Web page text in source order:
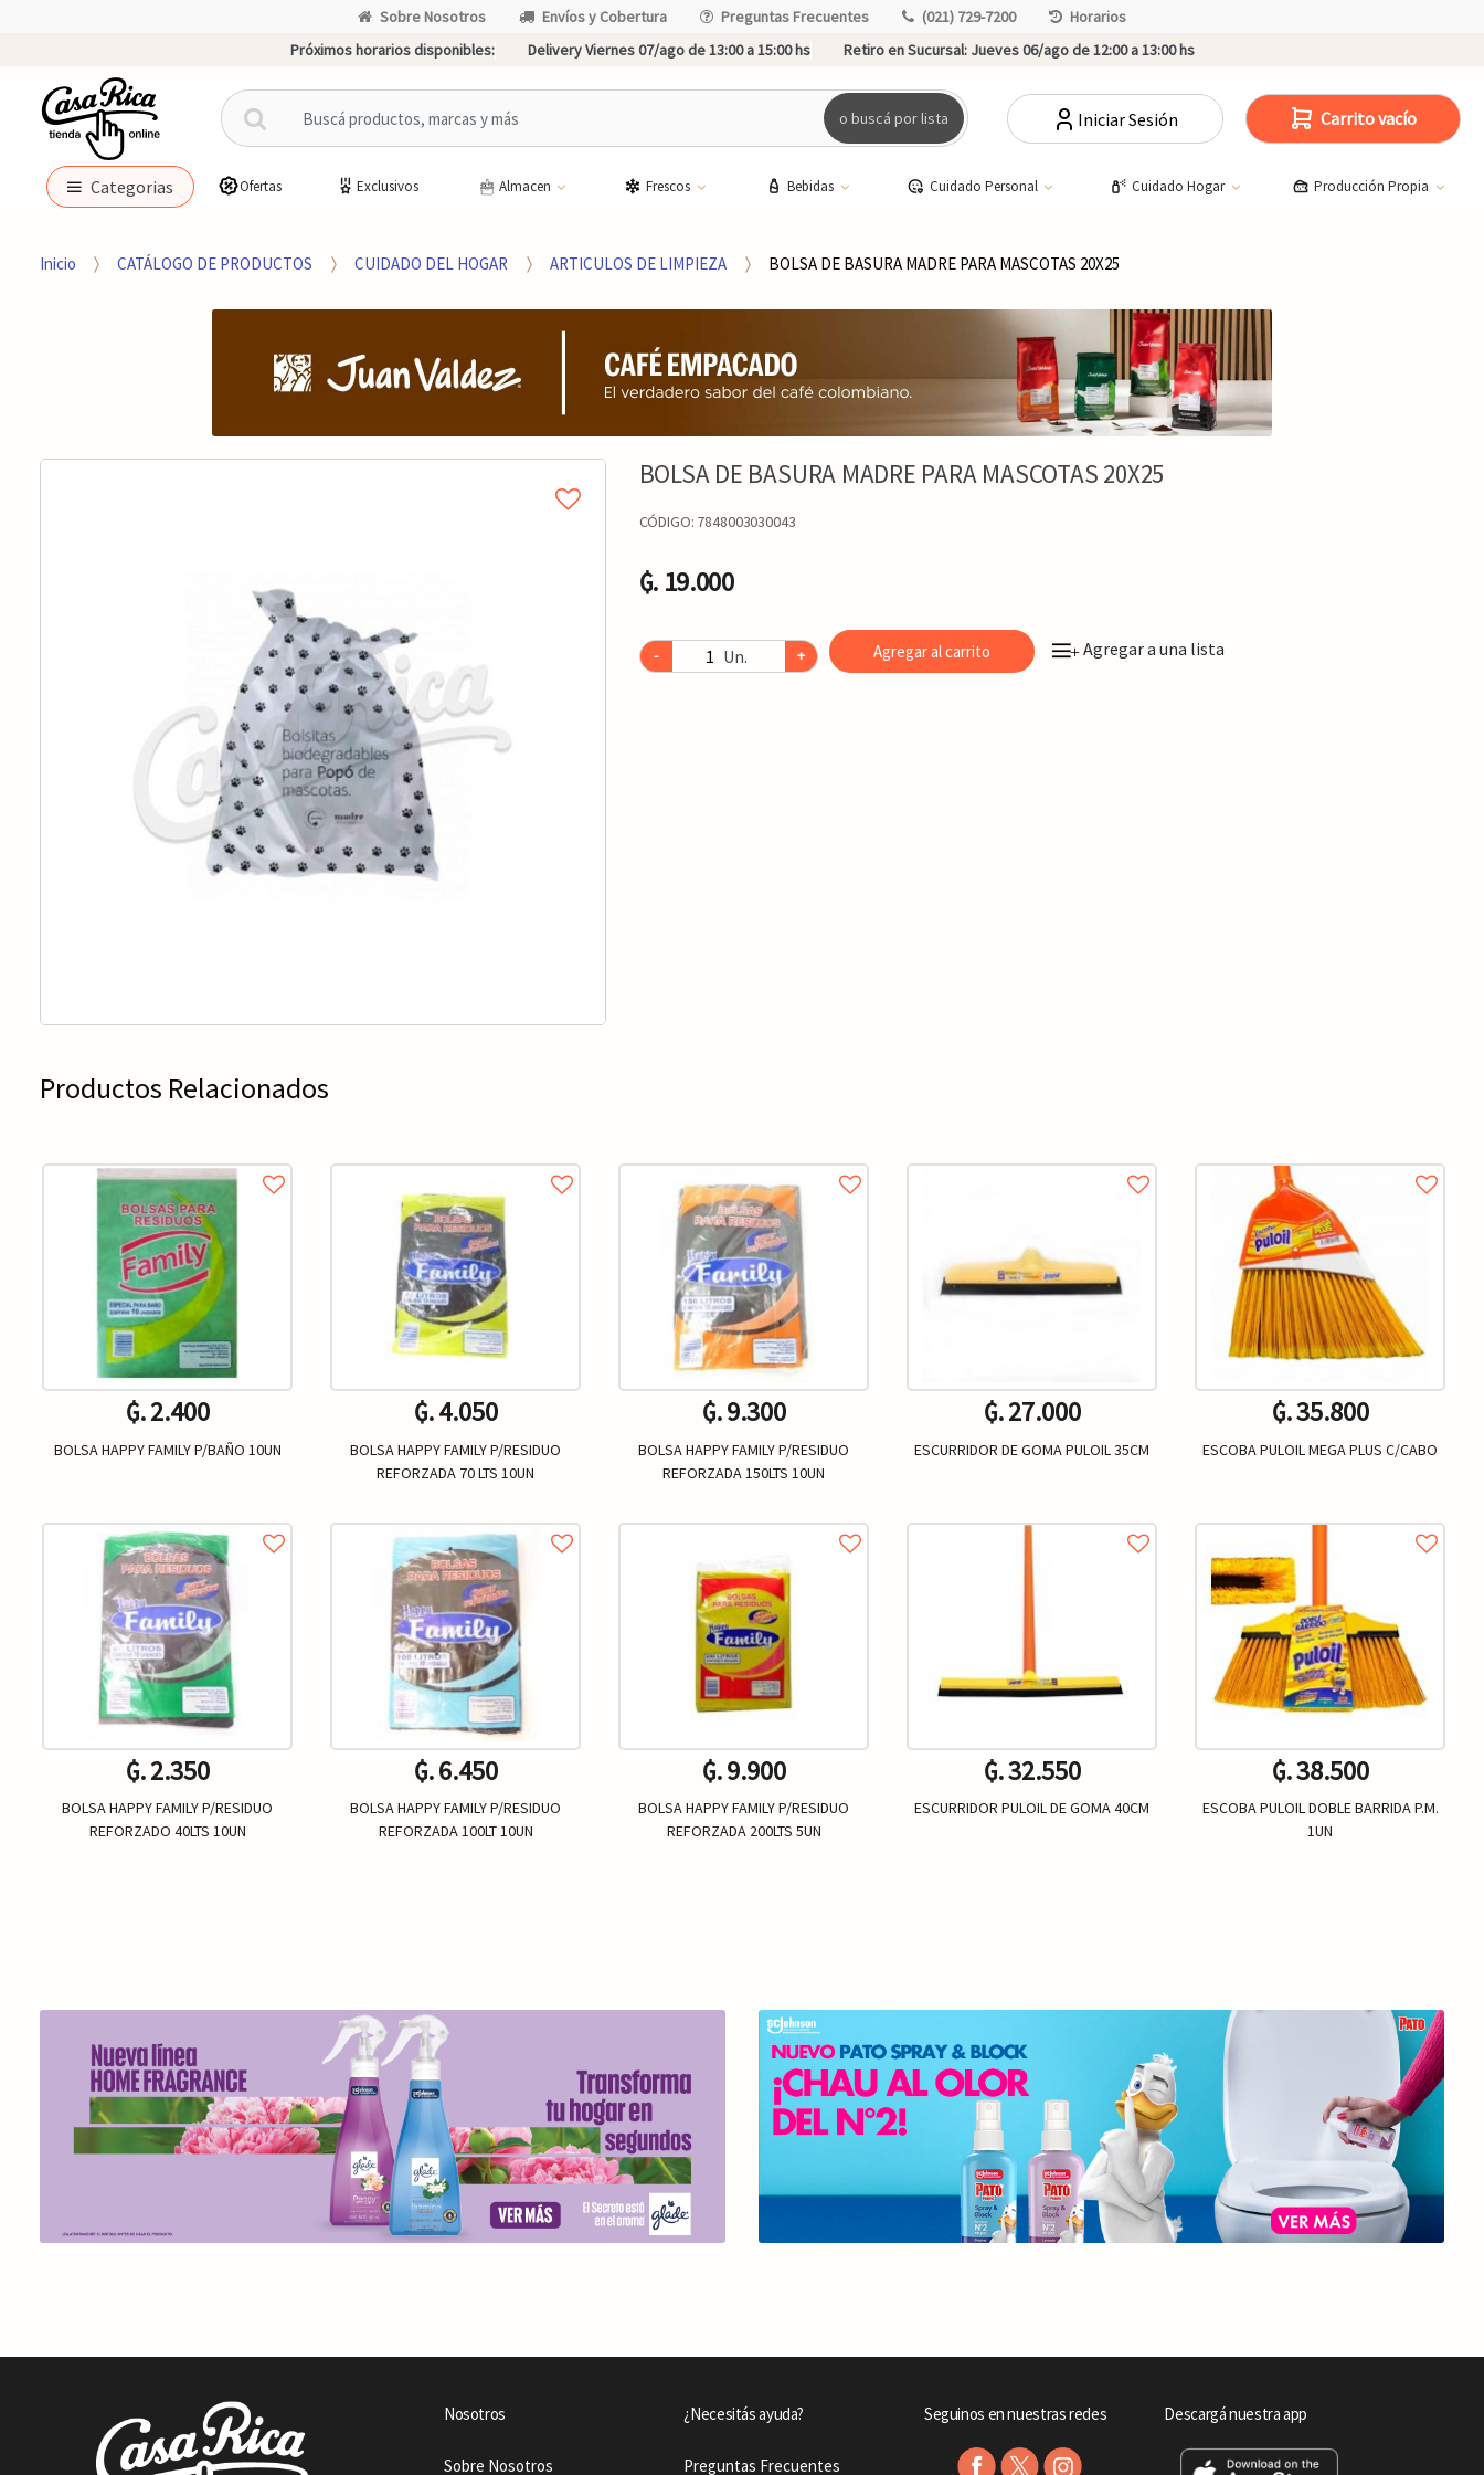
Sobre Nosotros Envíos y Cobertura Preguntas Frecuentes (021) 729-7200
Horarios
Próximos horarios disponibles:
Delivery Viernes 07/ago de 13:00 a 15:00 hs Retiro en Sucursal:Jueves 06/ago de 12:00 a 13:00 hs
B
u
c
p
r
o buscá por lista Iniciar Sesión Carrito vacío
Categorias Ofertas Exclusivos Almacen Frescos Bebidas Cuidado Personal Cuidado Hogar Producción Propia
Inicio CATÁLOGO DE PRODUCTOS CUIDADO DEL HOGAR ARTICULOS DE LIMPIEZA BOLSA DE BASURA MADRE PARA MASCOTAS 20X25
BOLSA DE BASURA MADRE PARA MASCOTAS 20X25
CÓDIGO: 7848003030043
₲. 19.000
- Un. + Agregar al carrito +Agregar a una lista
Productos Relacionados
₲. 2.400
BOLSA HAPPY FAMILY P/BAÑO 10UN
₲. 2.350
BOLSA HAPPY FAMILY P/RESIDUO
REFORZADO 40LTS 10UN
₲. 4.050
BOLSA HAPPY FAMILY P/RESIDUO
REFORZADA 70 LTS 10UN
₲. 6.450
BOLSA HAPPY FAMILY P/RESIDUO
REFORZADA 100LT 10UN
₲. 9.300
BOLSA HAPPY FAMILY P/RESIDUO
REFORZADA 150LTS 10UN
₲. 9.900
BOLSA HAPPY FAMILY P/RESIDUO
REFORZADA 200LTS 5UN
₲. 27.000
ESCURRIDOR DE GOMA PULOIL 35CM
₲. 32.550
ESCURRIDOR PULOIL DE GOMA 40CM
₲. 35.800
ESCOBA PULOIL MEGA PLUS C/CABO
₲. 38.500
ESCOBA PULOIL DOBLE BARRIDA P.M.
1UN
Nosotros
Sobre Nosotros
¿Necesitás ayuda?
Preguntas Frecuentes
Seguinos en nuestras redes Descargá nuestra app